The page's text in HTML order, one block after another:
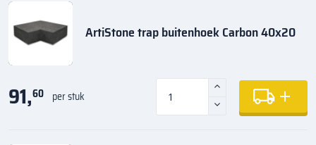
ArtiStone trap buitenhoek Carbon 40x20
91,60 per stuk